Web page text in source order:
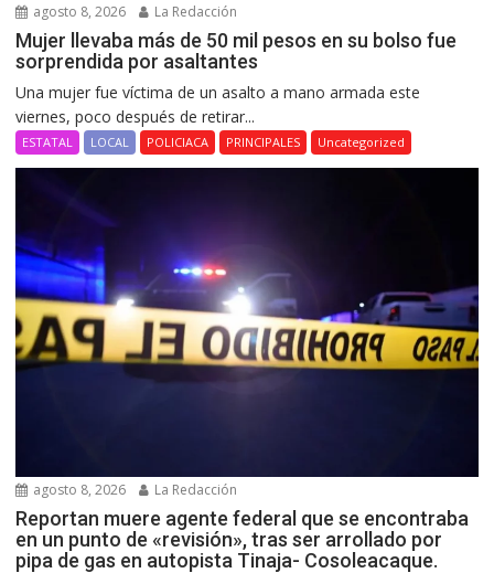
agosto 8, 2026 La Redacción
Mujer llevaba más de 50 mil pesos en su bolso fue
sorprendida por asaltantes
Una mujer fue víctima de un asalto a mano armada este
viernes, poco después de retirar...
ESTATAL LOCAL POLICIACA PRINCIPALES Uncategorized
agosto 8, 2026 La Redacción
Reportan muere agente federal que se encontraba
en un punto de «revisión», tras ser arrollado por
pipa de gas en autopista Tinaja- Cosoleacaque.